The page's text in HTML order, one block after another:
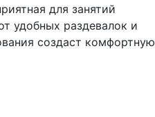
для занятий
удобных раздевалок и
создаст комфортную